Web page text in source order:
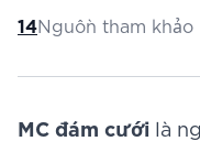
14Nguồn tham khảo
MC đám cưới là